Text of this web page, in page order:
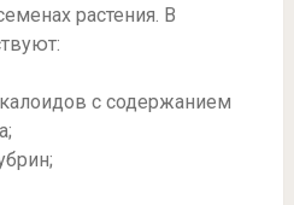
растения. В
с содержанием